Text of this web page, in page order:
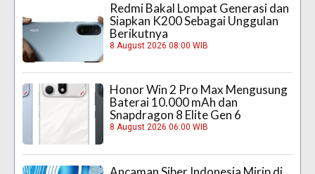
Redmi Bakal Lompat Generasi dan
Siapkan K200 Sebagai Unggulan
Berikutnya
8 August 2026 08:00 WIB
Honor Win 2 Pro Max Mengusung
Baterai 10.000 mAh dan
Snapdragon 8 Elite Gen 6
8 August 2026 06:00 WIB